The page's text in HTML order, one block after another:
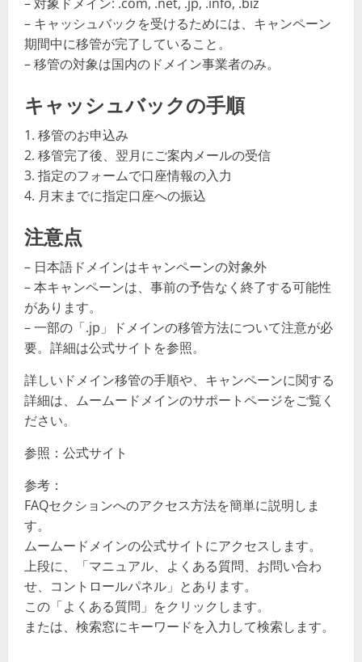
– キャッシュバックを受けるためには、キャンペーン
期間中に移管が完了していること。
– 移管の対象は国内のドメイン事業者のみ。
キャッシュバックの手順
1. 移管のお申込み
2. 移管完了後、翌月にご案内メールの受信
3. 指定のフォームで口座情報の入力
4. 月末までに指定口座への振込
注意点
– 日本語ドメインはキャンペーンの対象外
– 本キャンペーンは、事前の予告なく終了する可能性
があります。
– 一部の「.jp」ドメインの移管方法について注意が必
要。詳細は公式サイトを参照。
詳しいドメイン移管の手順や、キャンペーンに関する
詳細は、ムームードメインのサポートページをご覧く
ださい。
参照：公式サイト
参考：
FAQセクションへのアクセス方法を簡単に説明しま
す。
ムームードメインの公式サイトにアクセスします。
上段に、「マニュアル、よくある質問、お問い合わ
せ、コントロールパネル」とあります。
この「よくある質問」をクリックします。
または、検索窓にキーワードを入力して検索します。